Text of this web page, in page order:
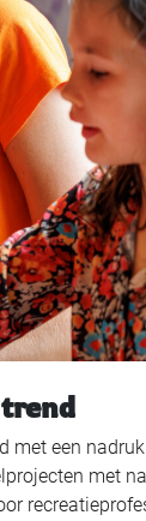
met een
met